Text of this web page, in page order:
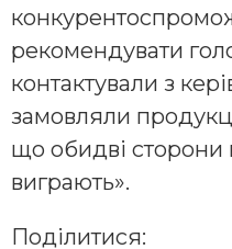
рекомендувати
контактували з
замовляли
що обидві сторони
виграють».
Поділитися: